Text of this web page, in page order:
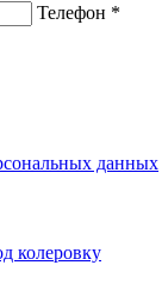
Телефон *
данных
колеровку